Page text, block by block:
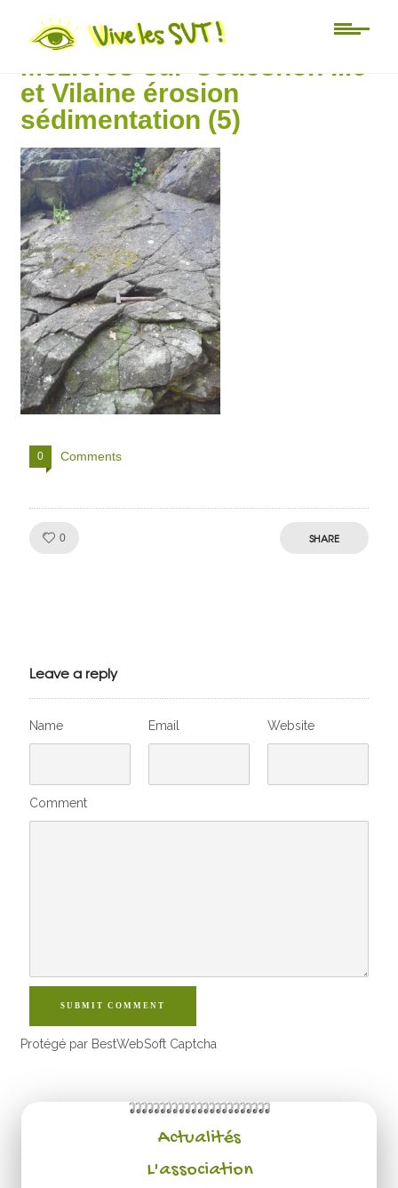
Sortie Géologique
Mézières-sur-Couesnon Ille
et Vilaine érosion
sédimentation (5)
0 Comments
0 SHARE
Leave a reply
Name Email Website
Comment
SUBMIT COMMENT
Protégé par BestWebSoft Captcha
Actualités
L'association